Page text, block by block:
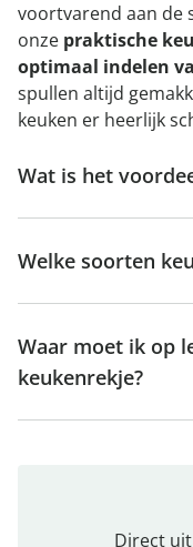
voortvarend aan de
onze praktische
optimaal indelen
spullen altijd
keuken er heerlijk
Wat is het
Welke soorten
Waar moet ik op
keukenrekje?
Direct